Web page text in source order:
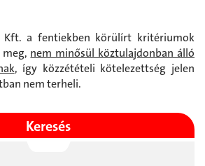
Kft. a fentiekben körülírt kritériumok
nem minősül köztulajdonban álló
, így közzétételi kötelezettség jelen
nem terheli.
Keresés